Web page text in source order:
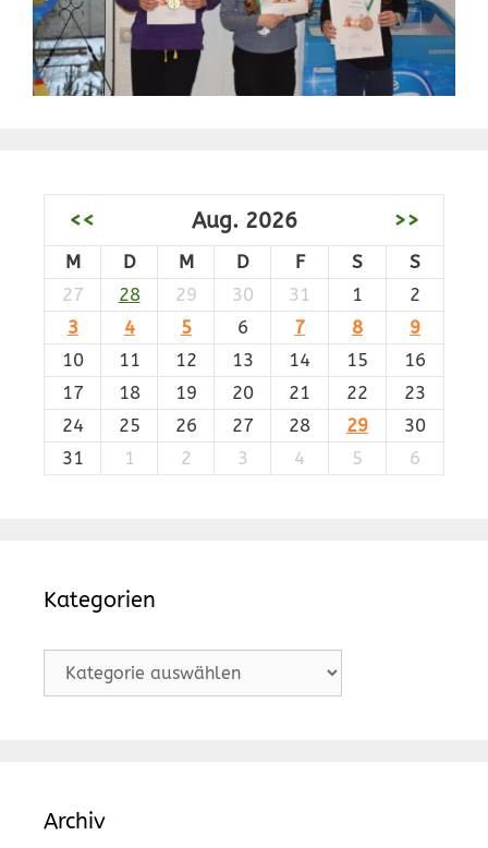
<< Aug. 2026 >>
M D M D F S
S
27
28 29 30 31 1
2
3
4 5 6 7 8
9
10
11 12 13 14 15
16
17
18 19 20 21 22
23
24
25 26 27 28 29
30
31
1 2 3 4 5 6
Kategorien
Kategorien
Archiv